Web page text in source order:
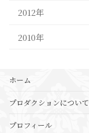
2012年
2010年
ホーム
プロダクションについて
プロフィール